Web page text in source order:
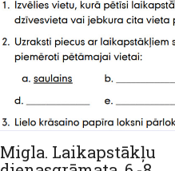
Migla. Laikapstākļu